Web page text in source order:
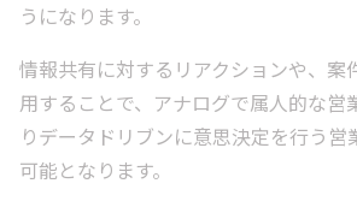
うになります。
情報共有に対するリアクションや、案
用することで、アナログで属人的な営
りデータドリブンに意思決定を行う
可能となります。